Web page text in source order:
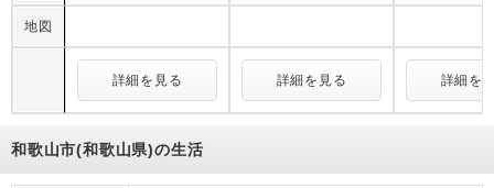
地図
詳細を見る 詳細を見る 詳細を
和歌山市(和歌山県)の生活